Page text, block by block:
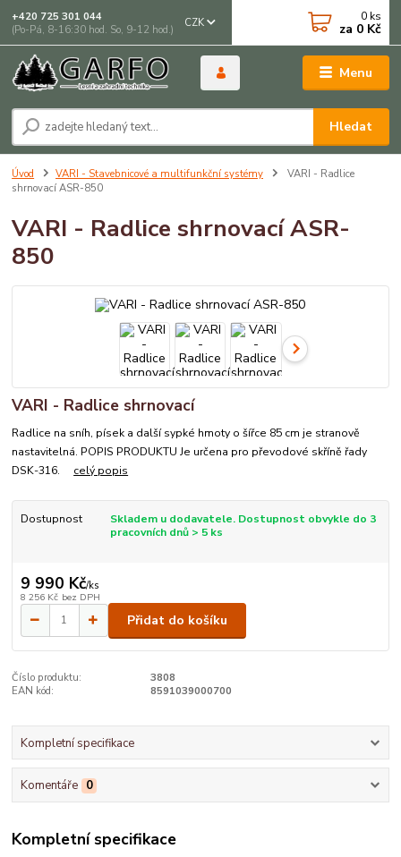
Menu
CZK
Hledat
+420 725 301 044
(Po-Pá, 8-16:30 hod. So, 9-12 hod.)
0 ks
za 0 Kč
Úvod VARI - Stavebnicové a multifunkční systémy
VARI - Radlice
shrnovací ASR-850
VARI - Radlice shrnovací ASR-
850
VARI - Radlice shrnovací
Radlice na sníh, písek a další sypké hmoty o šířce 85 cm je stranově
nastavitelná. POPIS PRODUKTU Je určena pro převodové skříně řady
DSK-316. celý popis
Dostupnost
Skladem u dodavatele. Dostupnost obvykle do 3
pracovních dnů > 5 ks
9 990 Kč/ks
8 256 Kč bez DPH
Přidat do košíku
Číslo produktu:
3808
EAN kód:
8591039000700
Kompletní specifikace
Komentáře 0
Kompletní specifikace